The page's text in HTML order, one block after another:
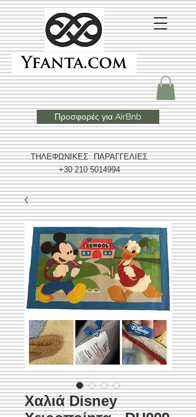
ΤΗΛΕΦΩΝΙΚΕΣ ΠΑΡΑΓΓΕΛΙΕΣ
+30 210 5014994
Προσφορές για AirBnb
Χαλιά Disney